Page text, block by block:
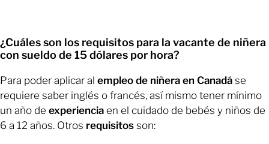
¿Cuáles son los requisitos para la vacante de niñera
con sueldo de 15 dólares por hora?
Para poder aplicar al empleo de niñera en Canadá se
requiere saber inglés o francés, así mismo tener mínimo
un año de experiencia en el cuidado de bebés y niños de
6 a 12 años. Otros requisitos son: